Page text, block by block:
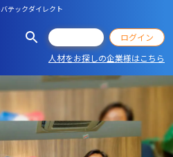
テックダイレクト
ログイン
人材をお探しの企業様はこちら